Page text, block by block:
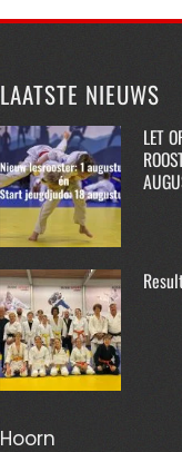
LAATSTE NIEUWS
LET
Hoorn